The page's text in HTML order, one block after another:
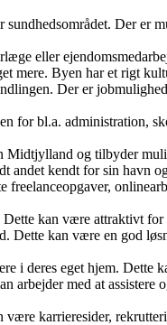
Der er
eller
mere. Byen har et rigt
Der er
for bl.a. administration,
og tilbyder
kendt for sin havn
kan være attraktivt
kan være en god
deres eget hjem. Dette
med at assistere
karrieresider,